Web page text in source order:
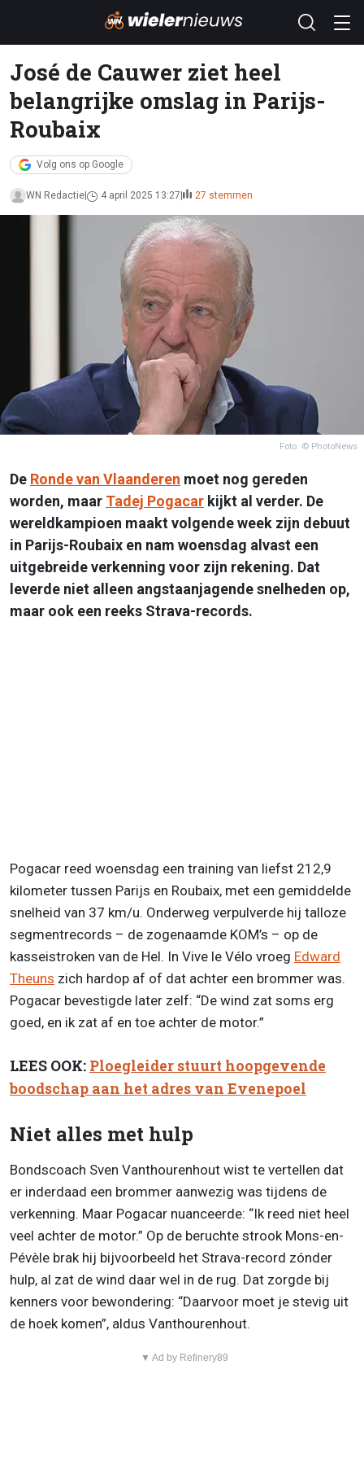
José de Cauwer ziet heel
belangrijke omslag in Parijs-
Roubaix
Volg ons op Google
WN Redactie 4 april 2025 13:27 27 stemmen
Foto: © PhotoNews
De Ronde van Vlaanderen moet nog gereden
worden, maar Tadej Pogacar kijkt al verder. De
wereldkampioen maakt volgende week zijn debuut
in Parijs-Roubaix en nam woensdag alvast een
uitgebreide verkenning voor zijn rekening. Dat
leverde niet alleen angstaanjagende snelheden op,
maar ook een reeks Strava-records.
Pogacar reed woensdag een training van liefst 212,9
kilometer tussen Parijs en Roubaix, met een gemiddelde
snelheid van 37 km/u. Onderweg verpulverde hij talloze
segmentrecords – de zogenaamde KOM’s – op de
kasseistroken van de Hel. In Vive le Vélo vroeg Edward
Theuns zich hardop af of dat achter een brommer was.
Pogacar bevestigde later zelf: “De wind zat soms erg
goed, en ik zat af en toe achter de motor.”
LEES OOK: Ploegleider stuurt hoopgevende
boodschap aan het adres van Evenepoel
Niet alles met hulp
Bondscoach Sven Vanthourenhout wist te vertellen dat
er inderdaad een brommer aanwezig was tijdens de
verkenning. Maar Pogacar nuanceerde: “Ik reed niet heel
veel achter de motor.” Op de beruchte strook Mons-en-
Pévèle brak hij bijvoorbeeld het Strava-record zónder
hulp, al zat de wind daar wel in de rug. Dat zorgde bij
kenners voor bewondering: “Daarvoor moet je stevig uit
de hoek komen”, aldus Vanthourenhout.
▼ Ad by Refinery89